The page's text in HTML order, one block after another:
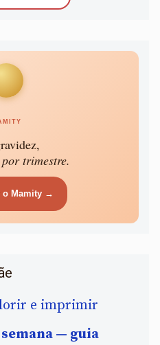
trimestre.
o Mamity →
e imprimir
— guia